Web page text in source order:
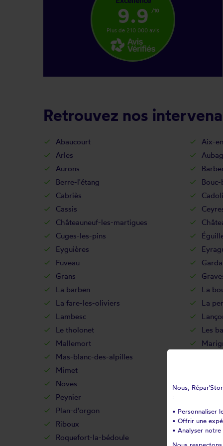
9.9 /10
Plus de 210 000 avis
Retrouvez nos
Abaucourt Aix-
Arles
Aurons
Berre-l'étang
Cabriès
Cassis
Châteauneuf-les-martigues
Cuges-les-pins
Eyguières
Fuveau
Grans
La barben
La
La fare-les-oliviers
La
Lambesc
Le tholonet
Les
Mallemort
Mas-blanc-des-alpilles
Mimet
Noves
Orgon
Peynier
Plan-d'orgon
Port-
Riboux
Roquefort-la-bédoule
Nous,
:
• Personnaliser
• Offrir une
• Analyser notre